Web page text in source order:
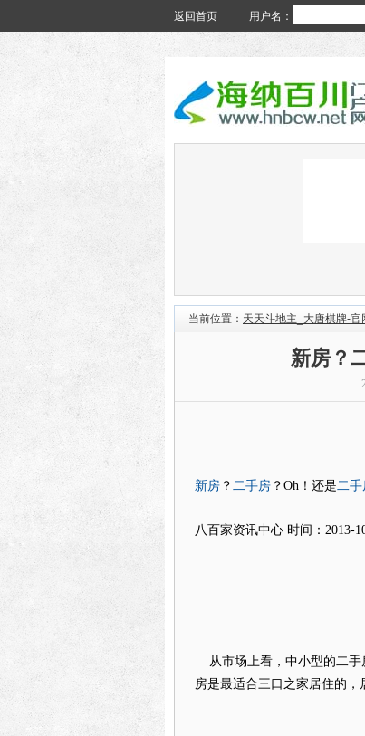
返回首页 用户名：
当前位置： 天天斗地主_大唐棋牌-官
新房？
新房？ 二手房？Oh！还是 二手
八百家资讯中心 时间：2013-
从市场上看，中小型的二手
房是最适合三口之家居住的，